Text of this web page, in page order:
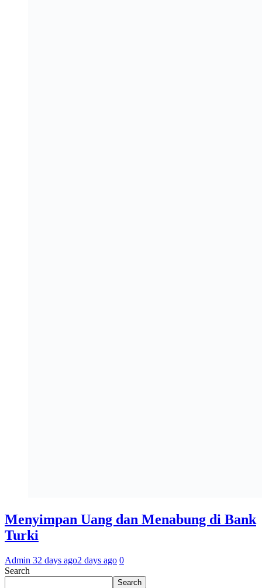
Menyimpan Uang dan Menabung di Bank
Turki
Admin 32 days ago2 days ago 0
Search
Search